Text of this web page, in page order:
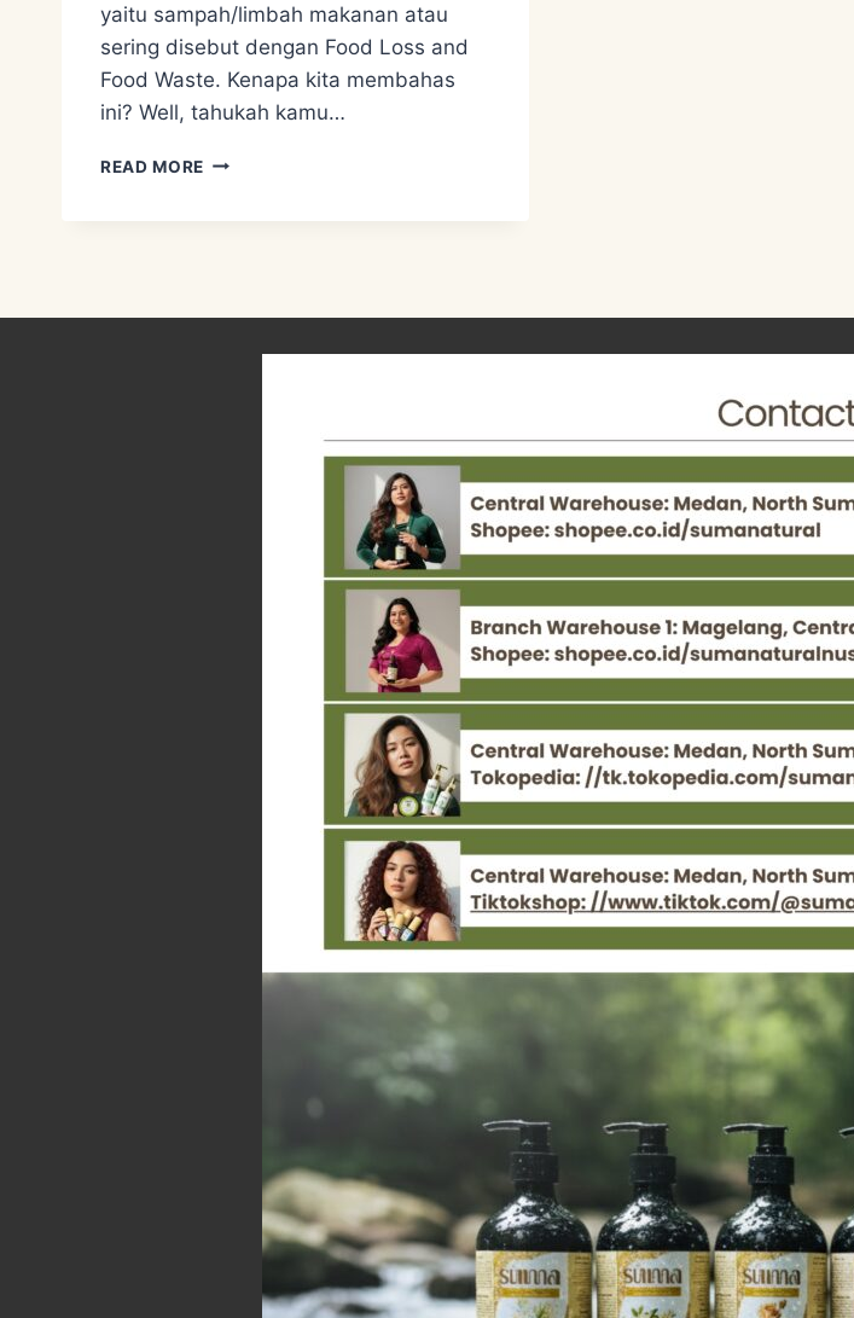
yaitu sampah/limbah makanan atau
sering disebut dengan Food Loss and
Food Waste. Kenapa kita membahas
ini? Well, tahukah kamu…
READ MORE SAMPAH